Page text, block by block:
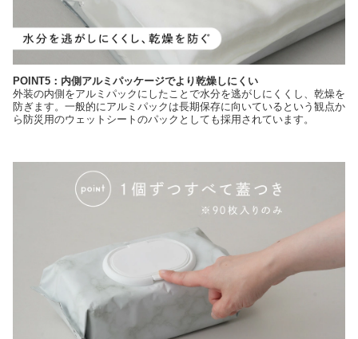
POINT5：内側アルミパッケージでより乾燥しにくい
外装の内側をアルミパックにしたことで水分を逃がしにくくし、乾燥を
防ぎます。一般的にアルミパックは長期保存に向いているという観点か
ら防災用のウェットシートのパックとしても採用されています。